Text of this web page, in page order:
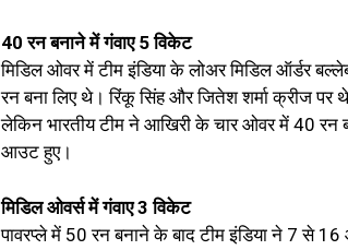
40 रन बनाने में गंवाए 5 विकेट
मिडिल ओवर में टीम इंडिया के लोअर मिडिल ऑर्डर
रन बना लिए थे। रिंकू सिंह और जितेश शर्मा क्रीज पर
लेकिन भारतीय टीम ने आखिरी के चार ओवर में 40 रन
आउट हुए।
मिडिल ओवर्स में गंवाए 3 विकेट
पावरप्ले में 50 रन बनाने के बाद टीम इंडिया ने 7 से